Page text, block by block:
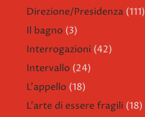
Direzione/Presidenza (111)
Il bagno (3)
Interrogazioni (42)
Intervallo (24)
L'appello (18)
L'arte di essere fragili (18)